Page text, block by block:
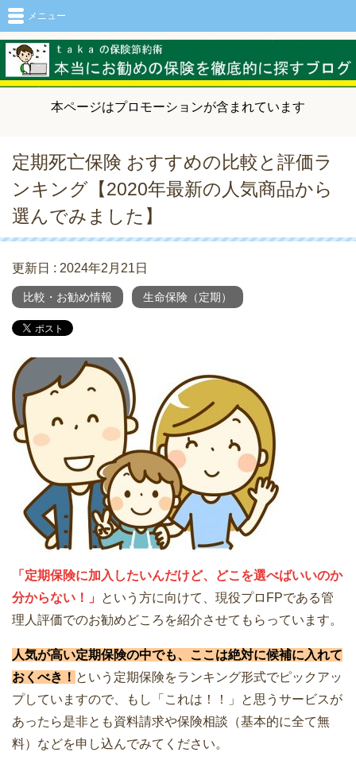
本ページはプロモーションが含まれています
メニュー
定期死亡保険 おすすめの比較と評価ラ
ンキング【2020年最新の人気商品から
選んでみました】
更新日 : 2024年2月21日
比較・お勧め情報 生命保険（定期）
「定期保険に加入したいんだけど、どこを選べばいいのか
分からない！」
という方に向けて、現役プロFPである管
理人評価でのお勧めどころを紹介させてもらっています。
人気が高い定期保険の中でも、ここは絶対に候補に入れて
おくべき！ という定期保険をランキング形式でピックアッ
プしていますので、もし「これは！！」と思うサービスが
あったら是非とも資料請求や保険相談（基本的に全て無
料）などを申し込んでみてください。